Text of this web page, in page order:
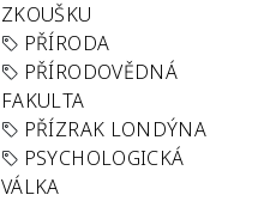
ZKOUŠKU
PŘÍRODA
PŘÍRODOVĚDNÁ
FAKULTA
PŘÍZRAK LONDÝNA
PSYCHOLOGICKÁ
VÁLKA